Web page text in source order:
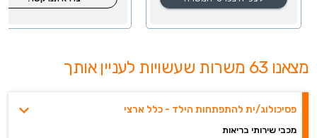
מצאנו 63 משרות שעשויות לעניין אותך
פסיכולוג/ית להתפתחות הילד - כלל ארצי
מכבי שירותי בריאות